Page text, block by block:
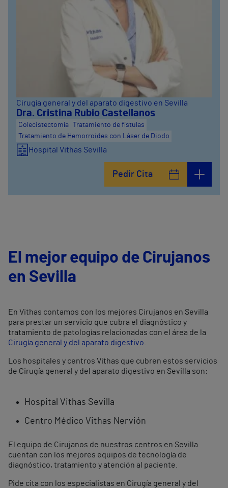
Cirugía general y del aparato digestivo en Sevilla
Dra. Cristina Rubio Castellanos
Colecistectomía
Tratamiento de fístulas
Tratamiento de Hemorroides con Láser de Diodo
Hospital Vithas Sevilla
Pedir Cita
El mejor equipo de Cirujanos
en Sevilla
En Vithas contamos con los mejores Cirujanos en Sevilla
para prestar un servicio que cubra el diagnóstico y
tratamiento de patologías relacionadas con el área de la
Cirugía general y del aparato digestivo
Los hospitales y centros Vithas que cubren estos servicios
de Cirugía general y del aparato digestivo en Sevilla son:
Hospital Vithas Sevilla
Centro Médico Vithas Nervión
El equipo de Cirujanos de nuestros centros en Sevilla
cuentan con los mejores equipos de tecnología de
diagnóstico, tratamiento y atención al paciente.
Pide cita con los especialistas en Cirugía general y del